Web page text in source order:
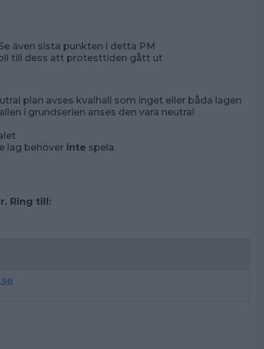
även sista punkten i detta PM
till dess att protesttiden gått ut
plan avses kvalhall som inget eller båda lagen
i grundserien anses den vara neutral
lag behöver inte spela
Ring till: